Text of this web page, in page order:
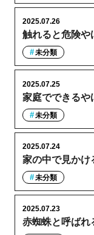
触れると危険や
2025.07.26
未分類
家庭でできるや
2025.07.25
未分類
家の中で見かけ
2025.07.24
未分類
赤蜘蛛と呼ばれ
2025.07.23